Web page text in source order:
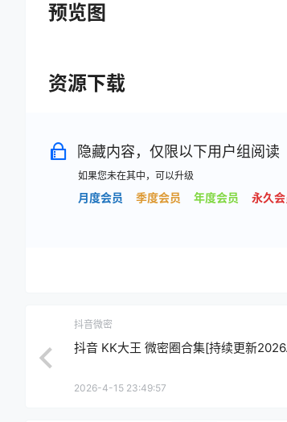
预览图
资源下载
隐藏内容，仅限以下用户组阅读
如果您未在其中，可以升级
月度会员 季度会员 年度会员 永久会
抖音微密
抖音 KK大王 微密圈合集[持续更新
2026-4-15 23:49:57